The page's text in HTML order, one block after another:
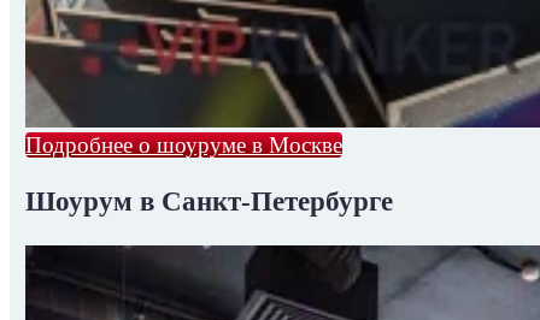
Подробнее о шоуруме в Москве
Шоурум в Санкт-Петербурге